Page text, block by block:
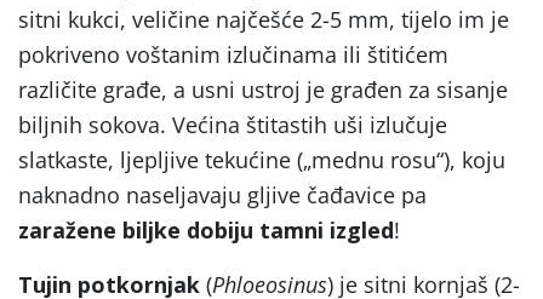
sitni kukci, veličine najčešće 2-5 mm, tijelo im je
pokriveno voštanim izlučinama ili štitićem
različite građe, a usni ustroj je građen za sisanje
biljnih sokova. Većina štitastih uši izlučuje
slatkaste, ljepljive tekućine („mednu rosu“), koju
naknadno naseljavaju gljive čađavice pa
zaražene biljke dobiju tamni izgled!
Tujin potkornjak (Phloeosinus) je sitni kornjaš (2-